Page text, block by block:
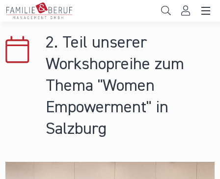
Direkt zum Inhalt
Hochschulen
Persönliche Vereinbarkeit
Das sind wir
2. Teil unserer
Workshopreihe zum
Thema "Women
Empowerment" in
Salzburg